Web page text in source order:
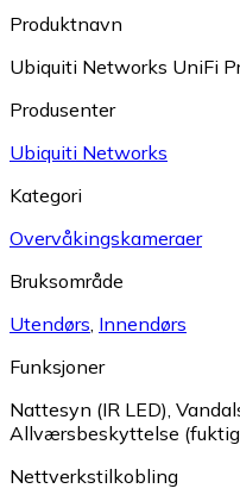
Produktnavn
Ubiquiti Networks UniFi
Produsenter
Ubiquiti Networks
Kategori
Overvåkings­kameraer
Bruksområde
Utendørs, Innendørs
Funksjoner
Nattesyn (IR LED),
Allværsbeskyttelse
Nettverkstilkobling